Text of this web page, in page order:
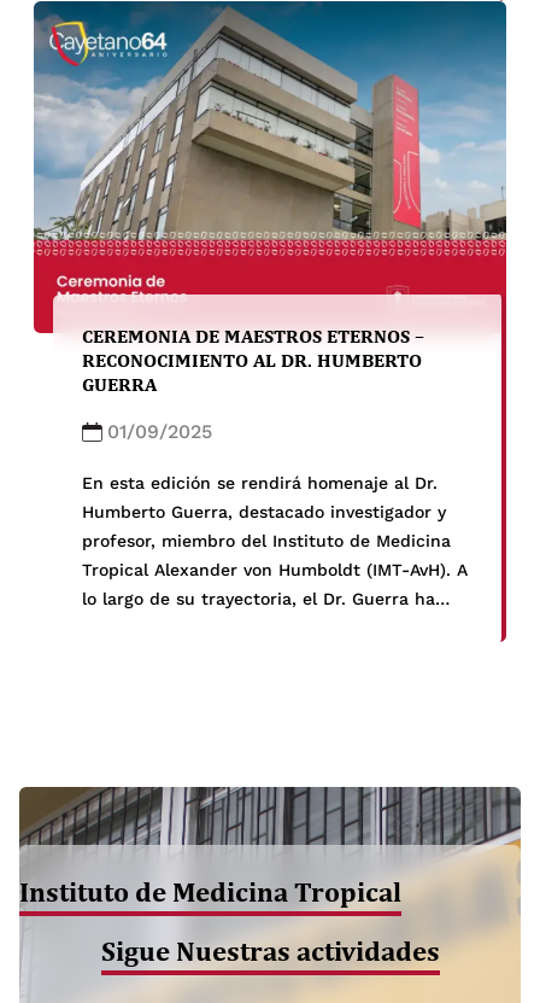
con la gestión de antimicrobianos pediátricos.
La beca cubre los gastos de viaje, alojamiento
y inscripción para asistir al evento que se
celebrará del 27 al 29 de mayo de 2026 en St.
Louis, Missouri. ¡Aplica antes del 15 de
octubre de 2025 y haz crecer tu red
profesional internacional!
CEREMONIA DE MAESTROS ETERNOS –
RECONOCIMIENTO AL DR. HUMBERTO
GUERRA
01/09/2025
En esta edición se rendirá homenaje al Dr.
Humberto Guerra, destacado investigador y
profesor, miembro del Instituto de Medicina
Tropical Alexander von Humboldt (IMT-AvH). A
lo largo de su trayectoria, el Dr. Guerra ha
Instituto de Medicina Tropical
Sigue Nuestras actividades